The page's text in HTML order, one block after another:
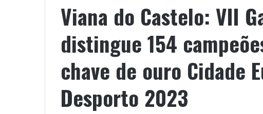
Viana do Castelo: VII
distingue 154
chave de ouro Cidade
Desporto 2023